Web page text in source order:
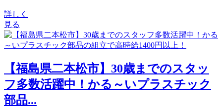
詳しく
見る
【福島県二本松市】30歳までのスタッ
フ多数活躍中！かる～いプラスチック
部品...